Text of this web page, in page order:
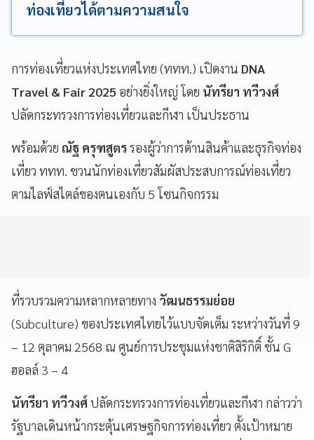
ท่องเที่ยวได้ตามความสนใจ
การท่องเที่ยวแห่งประเทศไทย (ททท.) เปิดงาน DNA
Travel & Fair 2025 อย่างยิ่งใหญ่ โดย นัทรียา ทวีวงศ์
ปลัดกระทรวงการท่องเที่ยวและกีฬา เป็นประธาน
พร้อมด้วย ณัฐ ครุฑสูตรรองผู้ว่าการด้านสินค้าและธุรกิจท่อง
เที่ยว ททท. ชวนนักท่องเที่ยวสัมผัสประสบการณ์ท่องเที่ยว
ตามไลฟ์สไตล์ของตนเองกับ 5 โซนกิจกรรม
ที่รวบรวมความหลากหลายทาง วัฒนธรรมย่อย
(Subculture) ของประเทศไทยไว้แบบจัดเต็ม ระหว่างวันที่ 9
– 12 ตุลาคม 2568 ณ ศูนย์การประชุมแห่งชาติสิริกิติ์ ชั้น G
ฮอลล์ 3 – 4
นัทรียา ทวีวงศ์ปลัดกระทรวงการท่องเที่ยวและกีฬา กล่าวว่า
รัฐบาลเดินหน้ากระตุ้นเศรษฐกิจการท่องเที่ยว ตั้งเป้าหมาย